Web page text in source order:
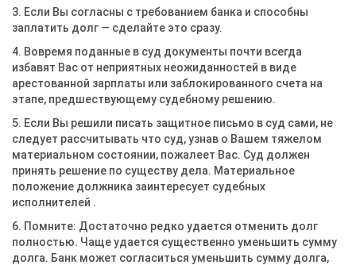
3. Если Вы согласны с требованием банка и способны
заплатить долг — сделайте это сразу.
4. Вовремя поданные в суд документы почти всегда
избавят Вас от неприятных неожиданностей в виде
арестованной зарплаты или заблокированного счета на
этапе, предшествующему судебному решению.
5. Если Вы решили писать защитное письмо в суд сами, не
следует рассчитывать что суд, узнав о Вашем тяжелом
материальном состоянии, пожалеет Вас. Суд должен
принять решение по существу дела. Материальное
положение должника заинтересует судебных
исполнителей .
6. Помните: Достаточно редко удается отменить долг
полностью. Чаще удается существенно уменьшить сумму
долга. Банк может согласиться уменьшить сумму долга,